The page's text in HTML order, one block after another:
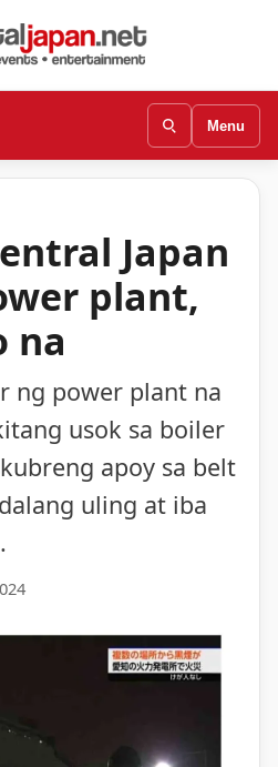
Menu
Japan
plant,
na
ng power plant na
usok sa boiler
apoy sa belt
uling at iba